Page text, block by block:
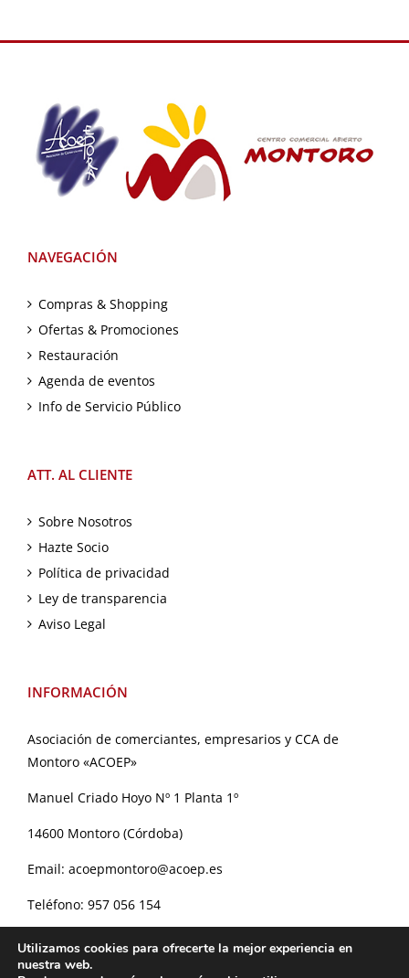
NAVEGACIÓN
Compras & Shopping
Ofertas & Promociones
Restauración
Agenda de eventos
Info de Servicio Público
ATT. AL CLIENTE
Sobre Nosotros
Hazte Socio
Política de privacidad
Ley de transparencia
Aviso Legal
INFORMACIÓN
Asociación de comerciantes, empresarios y CCA de
Montoro «ACOEP»
Manuel Criado Hoyo Nº 1 Planta 1º
14600 Montoro (Córdoba)
Email: acoepmontoro@acoep.es
Teléfono: 957 056 154
Utilizamos cookies para ofrecerte la mejor experiencia en
nuestra web.